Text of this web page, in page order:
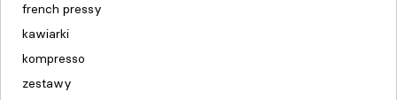
french pressy
kawiarki
kompresso
zestawy